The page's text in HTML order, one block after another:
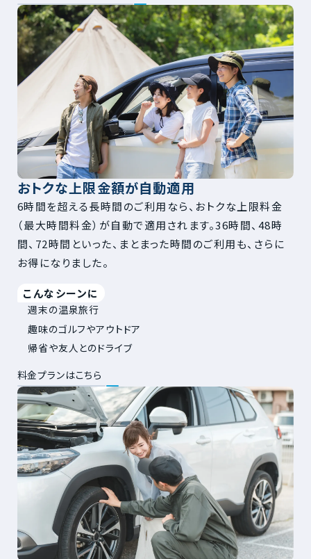
おトクな上限金額が自動適用
6時間を超える長時間のご利用なら、おトクな上限料金
（最大時間料金）が自動で適用されます。36時間、48時
間、72時間といった、まとまった時間のご利用も、さらに
お得になりました。
こんなシーンに
週末の温泉旅行
趣味のゴルフやアウトドア
帰省や友人とのドライブ
料金プランはこちら